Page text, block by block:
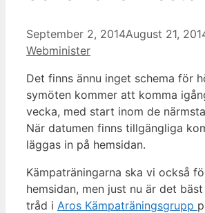
September 2, 2014August 21,
Webminister
Det finns ännu inget schema för
symöten kommer att komma
vecka, med start inom de
När datumen finns tillgängliga
läggas in på hemsidan.
Kämpaträningarna ska vi också
hemsidan, men just nu är det
tråd i Aros Kämpaträningsgrupp